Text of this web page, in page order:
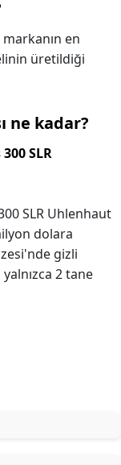
markanın en
üretildiği
ne kadar?
SLR
SLR Uhlenhaut
dolara
gizli
2 tane